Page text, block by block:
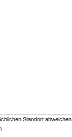
Standort abweichen.